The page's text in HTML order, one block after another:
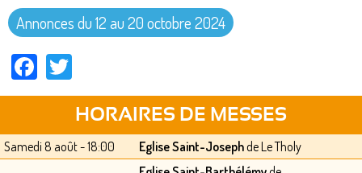
iciAnnonces du 12 au 20 octobre 2024
Facebook
HORAIRES DE MESSES
Samedi 8 août - 18:00 Eglise Saint-Josephde Le Tholy